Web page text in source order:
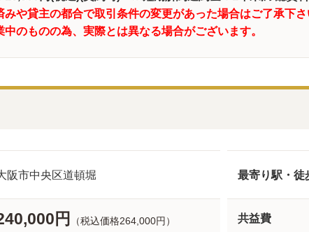
や貸主の都合で取引条件の変更があった場合はご了承下さ
のものの為、実際とは異なる場合がございます。
阪市中央区道頓堀 最寄り駅・徒
円 （税込価格264,000円） 共益費